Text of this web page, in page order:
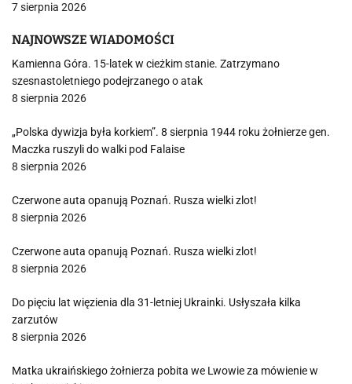
7 sierpnia 2026
NAJNOWSZE WIADOMOŚCI
Kamienna Góra. 15-latek w cieżkim stanie. Zatrzymano
szesnastoletniego podejrzanego o atak
8 sierpnia 2026
„Polska dywizja była korkiem”. 8 sierpnia 1944 roku żołnierze gen.
Maczka ruszyli do walki pod Falaise
8 sierpnia 2026
Czerwone auta opanują Poznań. Rusza wielki zlot!
8 sierpnia 2026
Czerwone auta opanują Poznań. Rusza wielki zlot!
8 sierpnia 2026
Do pięciu lat więzienia dla 31-letniej Ukrainki. Usłyszała kilka
zarzutów
8 sierpnia 2026
Matka ukraińskiego żołnierza pobita we Lwowie za mówienie w